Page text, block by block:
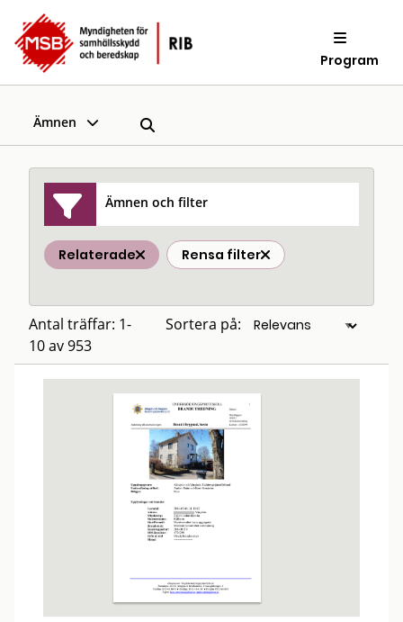
Program
Ämnen
Ämnen och filter
Relaterade Rensa filter
Antal träffar: 1-
10 av 953
Sortera på: